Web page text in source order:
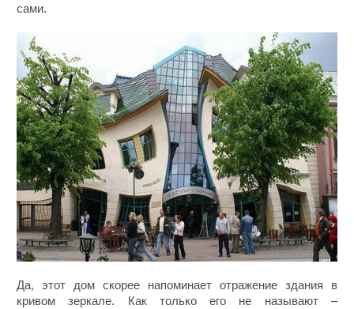
сами.
Да, этот дом скорее напоминает отражение здания в
кривом зеркале. Как только его не называют –